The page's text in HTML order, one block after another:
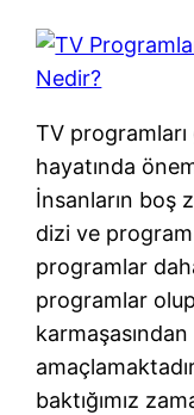
TV
hayatında
İnsanların boş
dizi ve
programlar
programlar
karmaşasından
baktığımız